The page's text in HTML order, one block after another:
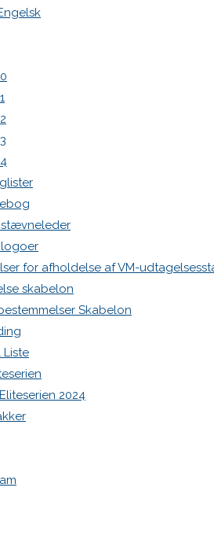
for afholdelse af VM-
skabelon
Skabelon
Liste
2024